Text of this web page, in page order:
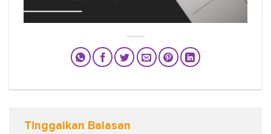
Tinggalkan Balasan